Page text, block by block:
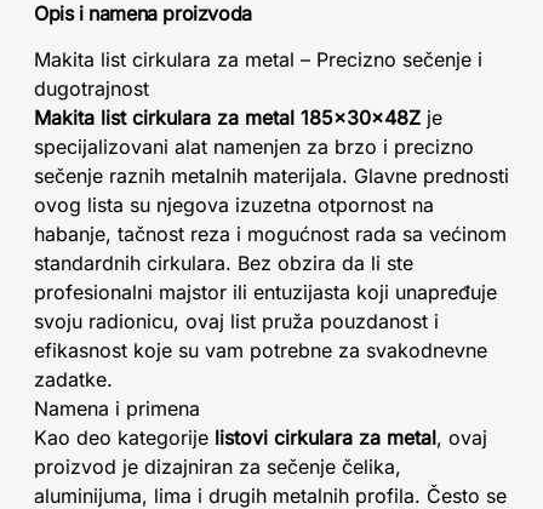
Opis i namena proizvoda
Makita list cirkulara za metal – Precizno sečenje i
dugotrajnost
Makita list cirkulara za metal 185x30x48Z je
specijalizovani alat namenjen za brzo i precizno
sečenje raznih metalnih materijala. Glavne prednosti
ovog lista su njegova izuzetna otpornost na
habanje, tačnost reza i mogućnost rada sa većinom
standardnih cirkulara. Bez obzira da li ste
profesionalni majstor ili entuzijasta koji unapređuje
svoju radionicu, ovaj list pruža pouzdanost i
efikasnost koje su vam potrebne za svakodnevne
zadatke.
Namena i primena
Kao deo kategorije listovi cirkulara za metal, ovaj
proizvod je dizajniran za sečenje čelika,
aluminijuma, lima i drugih metalnih profila. Često se